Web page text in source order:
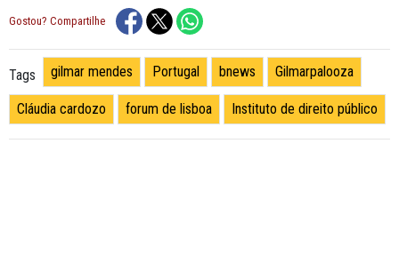
Gostou? Compartilhe
Tags gilmar mendes Portugal bnews Gilmarpalooza
Cláudia cardozo forum de lisboa Instituto de direito público